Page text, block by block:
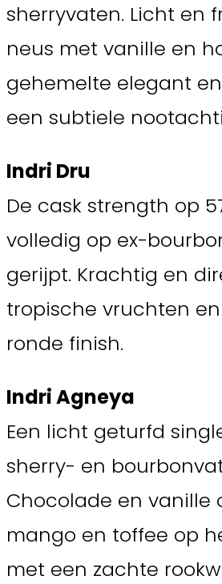
sherryvaten. Licht en
neus met vanille en
gehemelte elegant
een subtiele
Indri Dru
De cask strength op
volledig op ex-
gerijpt. Krachtig en
tropische vruchten
ronde finish.
Indri Agneya
Een licht geturfd
sherry- en
Chocolade en vanille
mango en toffee op
met een zachte